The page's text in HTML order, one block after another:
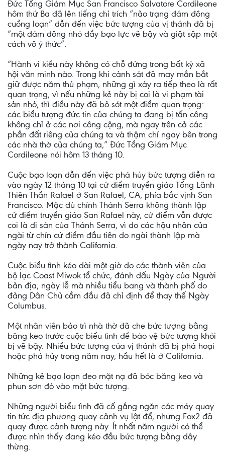
Đức Tổng Giám Mục San Francisco Salvatore Cordileone
hôm thứ Ba đã lên tiếng chỉ trích “não trạng đám đông
cuồng loạn” dẫn đến việc bức tượng của vị thánh đã bị
“một đám đông nhỏ đầy bạo lực vẽ bậy và giật sập một
cách vô ý thức”.
“Hành vi kiểu này không có chỗ đứng trong bất kỳ xã
hội văn minh nào. Trong khi cảnh sát đã may mắn bắt
giữ được năm thủ phạm, những gì xảy ra tiếp theo là rất
quan trọng, vì nếu những kẻ này bị coi là vi phạm tài
sản nhỏ, thì điều này đã bỏ sót một điểm quan trọng:
các biểu tượng đức tin của chúng ta đang bị tấn công
không chỉ ở các nơi công cộng, mà ngay trên cả các
phần đất riêng của chúng ta và thậm chí ngay bên trong
các nhà thờ của chúng ta,” Đức Tổng Giám Mục
Cordileone nói hôm 13 tháng 10.
Cuộc bạo loạn dẫn đến việc phá hủy bức tượng diễn ra
vào ngày 12 tháng 10 tại cứ điểm truyền giáo Tổng Lãnh
Thiên Thần Rafael ở San Rafael, CA, phía bắc vịnh San
Francisco. Mặc dù chính Thánh Serra không thành lập
cứ điểm truyền giáo San Rafael này, cứ điểm vẫn được
coi là di sản của Thánh Serra, vì do các hậu nhân của
ngài từ chín cứ điểm đầu tiên do ngài thành lập mà
ngày nay trở thành California.
Cuộc biểu tình kéo dài một giờ do các thành viên của
bộ lạc Coast Miwok tổ chức, đánh dấu Ngày của Người
bản địa, ngày lễ mà nhiều tiểu bang và thành phố do
đảng Dân Chủ cầm đầu đã chỉ định để thay thế Ngày
Columbus.
Một nhân viên bảo trì nhà thờ đã che bức tượng bằng
băng keo trước cuộc biểu tình để bảo vệ bức tượng khỏi
bị vẽ bậy. Nhiều bức tượng của vị thánh đã bị phá hoại
hoặc phá hủy trong năm nay, hầu hết là ở California.
Những kẻ bạo loạn đeo mặt nạ đã bóc băng keo và
phun sơn đỏ vào mặt bức tượng.
Những người biểu tình đã cố gắng ngăn các máy quay
tin tức địa phương quay cảnh vụ lật đổ, nhưng Fox2 đã
quay được cảnh tượng này. Ít nhất năm người có thể
được nhìn thấy đang kéo đầu bức tượng bằng dây
thừng.